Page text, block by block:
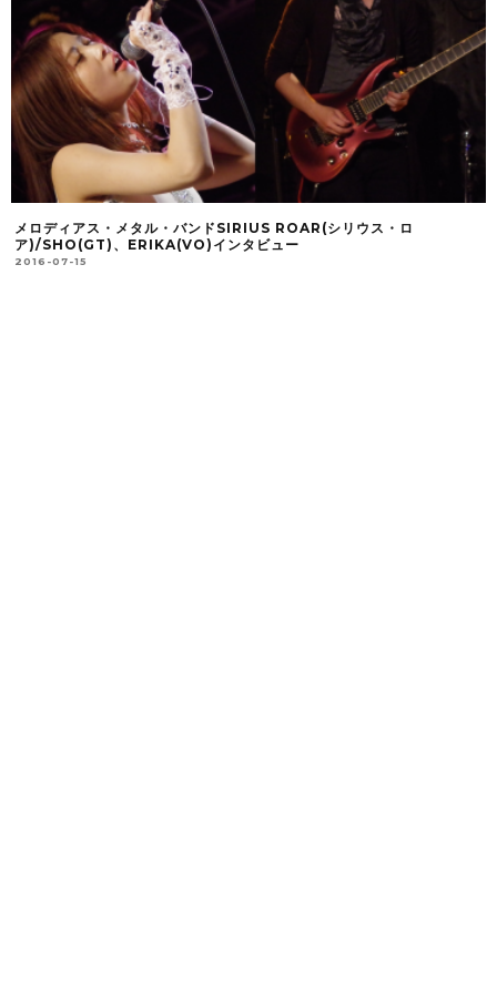
メロディアス・メタル・バンドSIRIUS ROAR(シリウス・ロ
ア)/SHO(GT)、ERIKA(VO)インタビュー
2016-07-15